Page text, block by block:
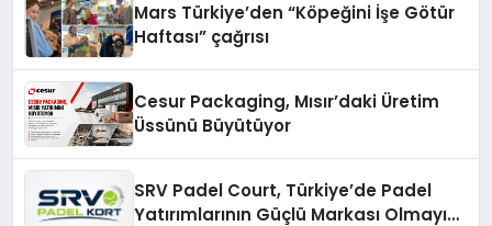
Mars Türkiye’den “Köpeğini İşe Götür
Haftası” çağrısı
Cesur Packaging, Mısır’daki Üretim
Üssünü Büyütüyor
SRV Padel Court, Türkiye’de Padel
Yatırımlarının Güçlü Markası Olmayı